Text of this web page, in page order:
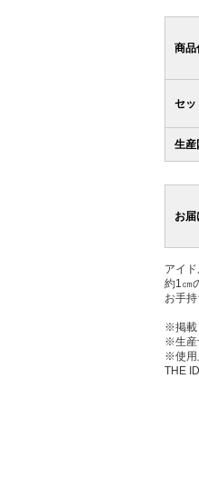
商品
セッ
生産
お届
アイ
約1㎝
お手
※掲載
※生産
※使用
THE